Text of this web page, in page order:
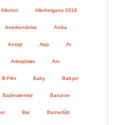
Alkohol Allerhelgens 2019
Anerkendelse Anika
Ansigt App Ar
Arbejdsløs Arv
B-Film Baby Babyer
Badeværelse Bananer
Bar Barnedåb